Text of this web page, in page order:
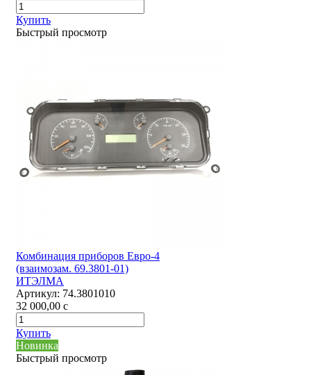
Купить
Быстрый просмотр
Комбинация приборов Евро-4
(взаимозам. 69.3801-01)
ИТЭЛМА
Артикул: 74.3801010
32 000,00 c
Купить
Новинка
Быстрый просмотр